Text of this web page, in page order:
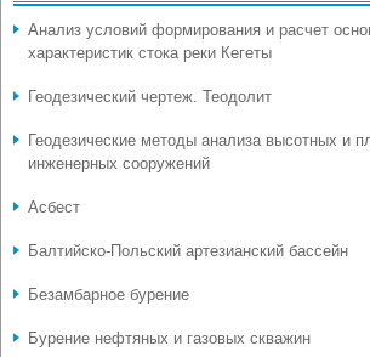
Анализ условий формирования и расчет
характеристик стока реки Кегеты
Геодезический чертеж. Теодолит
Геодезические методы анализа высотных и
инженерных сооружений
Асбест
Балтийско-Польский артезианский бассейн
Безамбарное бурение
Бурение нефтяных и газовых скважин